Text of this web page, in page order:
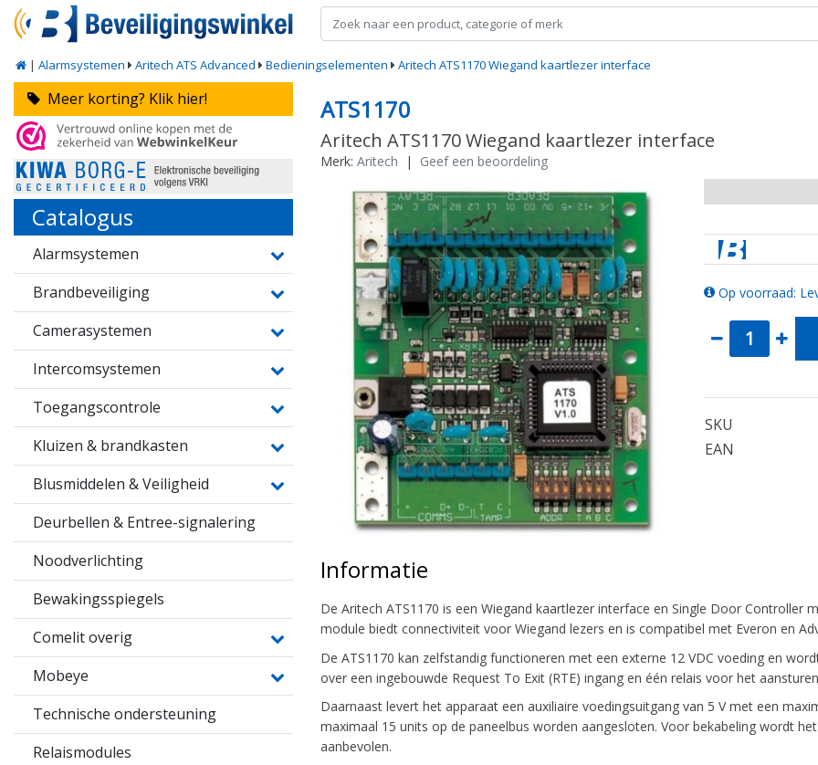
| Alarmsystemen Aritech ATS Advanced Bedieningselementen Aritech ATS1170 Wiegand kaartlezer interface
Meer korting? Klik hier!
Catalogus
Alarmsystemen
Brandbeveiliging
Camerasystemen
Intercomsystemen
Toegangscontrole
Kluizen & brandkasten
Blusmiddelen & Veiligheid
Deurbellen & Entree-signalering
Noodverlichting
Bewakingsspiegels
Comelit overig
Mobeye
Technische ondersteuning
Relaismodules
ATS1170
Aritech ATS1170 Wiegand kaartlezer interface
Merk: Aritech | Geef een beoordeling
Op voorraad:
SKU
EAN
Informatie
De Aritech ATS1170 is een Wiegand kaartlezer interface en Single Door
module biedt connectiviteit voor Wiegand lezers en is compatibel met Everon en
De ATS1170 kan zelfstandig functioneren met een externe 12 VDC voeding en
over een ingebouwde Request To Exit (RTE) ingang en één relais voor het
Daarnaast levert het apparaat een auxiliaire voedingsuitgang van 5 V met een
maximaal 15 units op de paneelbus worden aangesloten. Voor bekabeling wordt
aanbevolen.